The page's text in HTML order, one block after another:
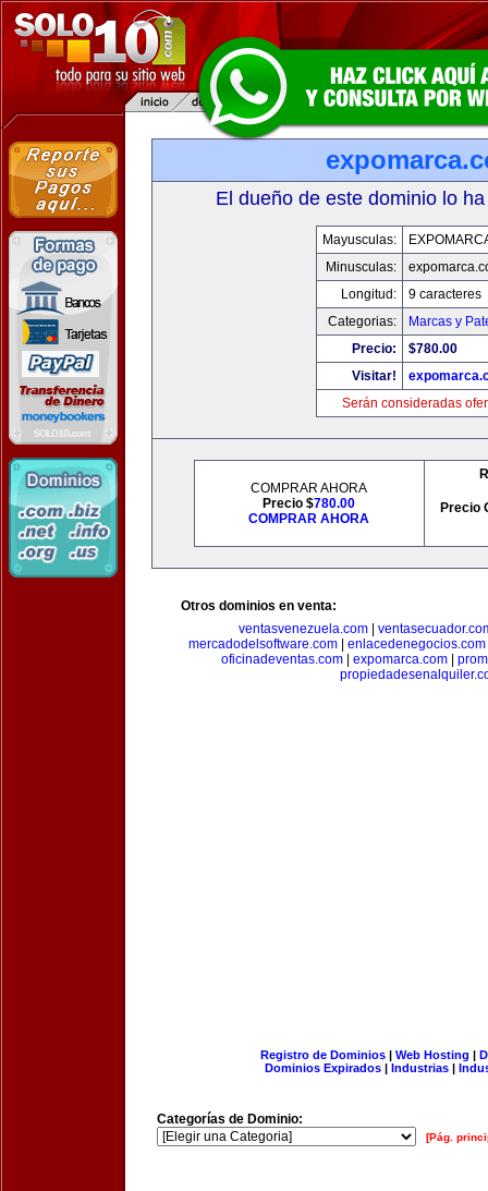
El dueño de este dominio lo
Mayusculas:
Minusculas:
Longitud:
9 caracteres
Categorias:
Marcas y
Precio:
$780.00
Visitar!
Serán consideradas
COMPRAR AHORA
Precio $780.00
COMPRAR AHORA
Precio
Otros dominios en venta:
ventasvenezuela.com|
mercadodelsoftware.com
enlacedenegocios.com
oficinadeventas.com
expomarca.com
Registro de Dominios| Web Hosting |
Dominios Expirados | Industrias |
Categorías de Dominio:
[Pág.